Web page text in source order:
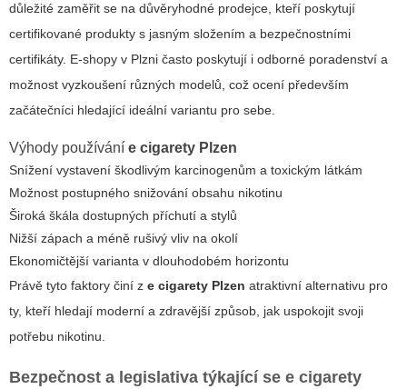
důležité zaměřit se na důvěryhodné prodejce, kteří poskytují
certifikované produkty s jasným složením a bezpečnostními
certifikáty. E-shopy v Plzni často poskytují i odborné poradenství a
možnost vyzkoušení různých modelů, což ocení především
začátečníci hledající ideální variantu pro sebe.
Výhody používání e cigarety Plzen
Snížení vystavení škodlivým karcinogenům a toxickým látkám
Možnost postupného snižování obsahu nikotinu
Široká škála dostupných příchutí a stylů
Nižší zápach a méně rušivý vliv na okolí
Ekonomičtější varianta v dlouhodobém horizontu
Právě tyto faktory činí z e cigarety Plzen atraktivní alternativu pro
ty, kteří hledají moderní a zdravější způsob, jak uspokojit svoji
potřebu nikotinu.
Bezpečnost a legislativa týkající se e cigarety